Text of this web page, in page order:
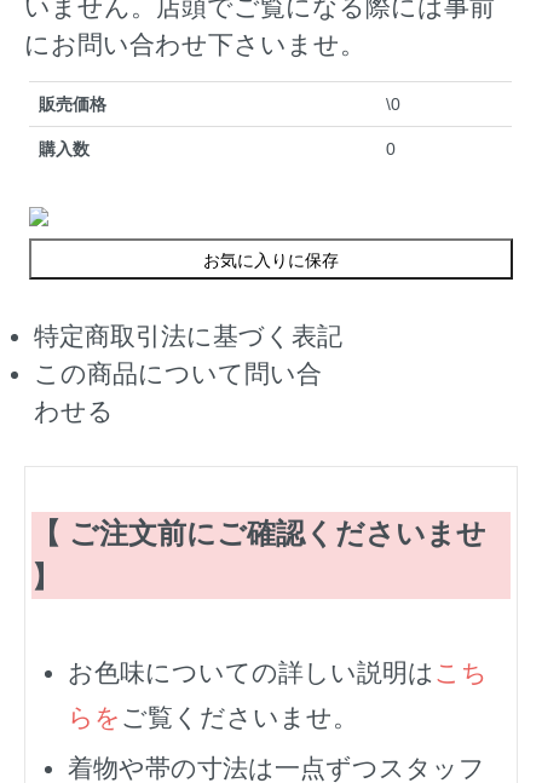
いません。店頭でご覧になる際には事前
にお問い合わせ下さいませ。
販売価格 \0
購入数 0
お気に入りに保存
特定商取引法に基づく表記
この商品について問い合
わせる
【 ご注文前にご確認くださいませ
】
お色味についての詳しい説明は こち
らを ご覧くださいませ。
着物や帯の寸法は一点ずつスタッフ